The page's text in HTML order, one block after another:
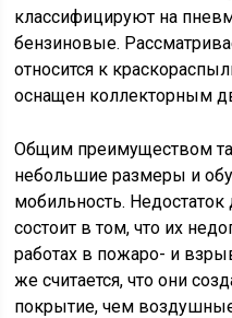
классифицируют на
бензиновые.
относится к
оснащен коллекторным
Общим преимуществом
небольшие размеры и
мобильность.
состоит в том, что их
работах в пожаро- и
же считается, что они
покрытие, чем